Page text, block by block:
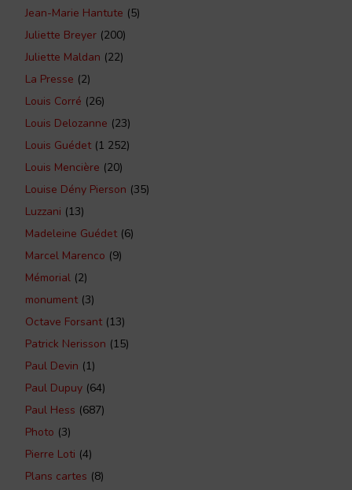
Jean-Marie Hantute (5)
Juliette Breyer (200)
Juliette Maldan (22)
La Presse (2)
Louis Corré (26)
Louis Delozanne (23)
Louis Guédet(1 252)
Louis Mencière (20)
Louise Dény Pierson (35)
Luzzani (13)
Madeleine Guédet(6)
Marcel Marenco (9)
Mémorial (2)
monument(3)
Octave Forsant(13)
Patrick Nerisson (15)
Paul Devin (1)
Paul Dupuy (64)
Paul Hess (687)
Photo (3)
Pierre Loti (4)
Plans cartes (8)